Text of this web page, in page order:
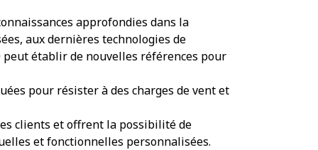
approfondies dans la
aux dernières technologies de
peut établir de nouvelles références pour
pour résister à des charges de vent et
clients et offrent la possibilité de
et fonctionnelles personnalisées.